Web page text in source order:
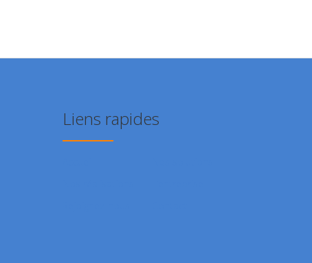
Liens rapides